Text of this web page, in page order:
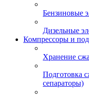
Бензиновые
Дизельные
Компрессоры и
Хранение
Подготовка
сепараторы)